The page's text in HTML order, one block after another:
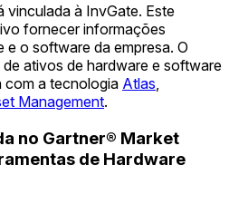
vinculada à InvGate. Este
fornecer informações
o software da empresa. O
ativos de hardware e software
com a tecnologia Atlas
Management.
no Gartner® Market
de Hardware